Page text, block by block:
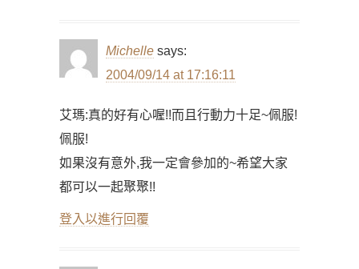
Michelle says:
2004/09/14 at 17:16:11
艾瑪:真的好有心喔!!而且行動力十足~佩服!
佩服!
如果沒有意外,我一定會參加的~希望大家
都可以一起聚聚!!
登入以進行回覆